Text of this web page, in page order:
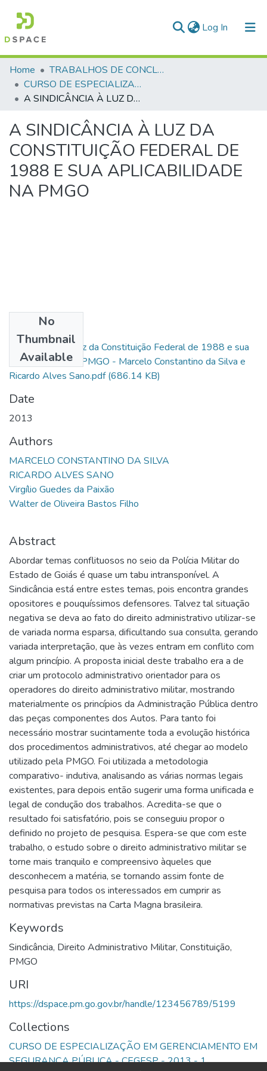
Log In (current)
Communities & Collections
All of DSpace
Home
TRABALHOS DE CONCLUSÃO DE CURSO - CEGESP (CURSO DE ESPECIALIZAÇÃO EM GERENCIAMENTO EM SEGURANÇA PÚBLICA)
CURSO DE ESPECIALIZAÇÃO EM GERENCIAMENTO EM SEGURANÇA PÚBLICA - CEGESP - 2013 - 1
A SINDICÂNCIA À LUZ DA CONSTITUIÇÃO FEDERAL DE 1988 E SUA APLICABILIDADE NA PMGO
A SINDICÂNCIA À LUZ DA
CONSTITUIÇÃO FEDERAL DE
1988 E SUA APLICABILIDADE
NA PMGO
No
Thumbnail
Available
A Sindicância à Luz da Constituição Federal de 1988 e sua
Aplicabilidade na PMGO - Marcelo Constantino da Silva e
Ricardo Alves Sano.pdf(686.14 KB)
Date
2013
Authors
MARCELO CONSTANTINO DA SILVA
RICARDO ALVES SANO
Virgílio Guedes da Paixão
Walter de Oliveira Bastos Filho
Abstract
Abordar temas conflituosos no seio da Polícia Militar do
Estado de Goiás é quase um tabu intransponível. A
Sindicância está entre estes temas, pois encontra grandes
opositores e pouquíssimos defensores. Talvez tal situação
negativa se deva ao fato do direito administrativo utilizar-se
de variada norma esparsa, dificultando sua consulta, gerando
variada interpretação, que às vezes entram em conflito com
algum princípio. A proposta inicial deste trabalho era a de
criar um protocolo administrativo orientador para os
operadores do direito administrativo militar, mostrando
materialmente os princípios da Administração Pública dentro
das peças componentes dos Autos. Para tanto foi
necessário mostrar sucintamente toda a evolução histórica
dos procedimentos administrativos, até chegar ao modelo
utilizado pela PMGO. Foi utilizada a metodologia
comparativo- indutiva, analisando as várias normas legais
existentes, para depois então sugerir uma forma unificada e
legal de condução dos trabalhos. Acredita-se que o
resultado foi satisfatório, pois se conseguiu propor o
definido no projeto de pesquisa. Espera-se que com este
trabalho, o estudo sobre o direito administrativo militar se
torne mais tranquilo e compreensivo àqueles que
desconhecem a matéria, se tornando assim fonte de
pesquisa para todos os interessados em cumprir as
normativas previstas na Carta Magna brasileira.
Keywords
Sindicância, Direito Administrativo Militar, Constituição,
PMGO
URI
https://dspace.pm.go.gov.br/handle/123456789/5199
Collections
CURSO DE ESPECIALIZAÇÃO EM GERENCIAMENTO EM
SEGURANÇA PÚBLICA - CEGESP - 2013 - 1